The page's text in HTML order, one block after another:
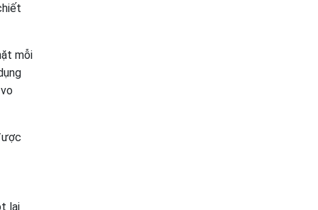
mỗi
lại